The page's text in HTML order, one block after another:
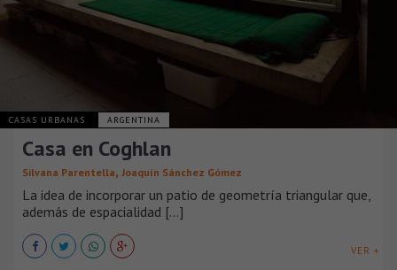
CASAS URBANAS ARGENTINA
Casa en Coghlan
Silvana Parentella, Joaquín Sánchez Gómez
La idea de incorporar un patio de geometría triangular que,
además de espacialidad [...]
VER +